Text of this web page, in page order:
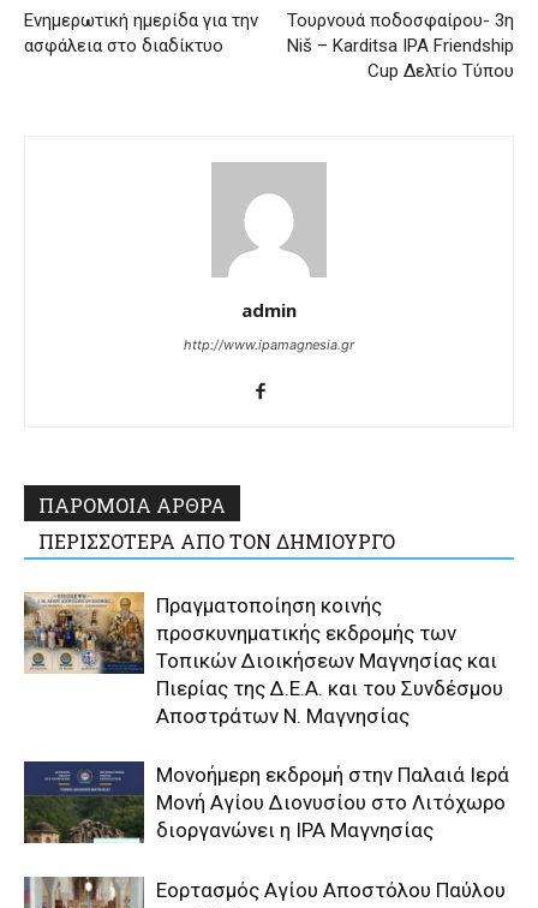
Ενημερωτική ημερίδα για την
ασφάλεια στο διαδίκτυο
Τουρνουά ποδοσφαίρου- 3η
Niš – Karditsa IPA Friendship
Cup Δελτίο Τύπου
admin
http://www.ipamagnesia.gr
ΠΑΡΟΜΟΙΑ ΑΡΘΡΑ
ΠΕΡΙΣΣΟΤΕΡΑ ΑΠΟ ΤΟΝ ΔΗΜΙΟΥΡΓΟ
Πραγματοποίηση κοινής
προσκυνηματικής εκδρομής των
Τοπικών Διοικήσεων Μαγνησίας και
Πιερίας της Δ.Ε.Α. και του Συνδέσμου
Αποστράτων Ν. Μαγνησίας
Μονοήμερη εκδρομή στην Παλαιά Ιερά
Μονή Αγίου Διονυσίου στο Λιτόχωρο
διοργανώνει η IPA Μαγνησίας
Εορτασμός Αγίου Αποστόλου Παύλου